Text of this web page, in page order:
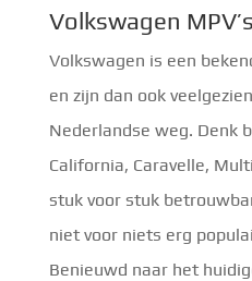
Volkswagen MPV’s
Volkswagen is een
en zijn dan ook
Nederlandse weg. Denk
California, Caravelle,
stuk voor stuk
niet voor niets erg
Benieuwd naar het